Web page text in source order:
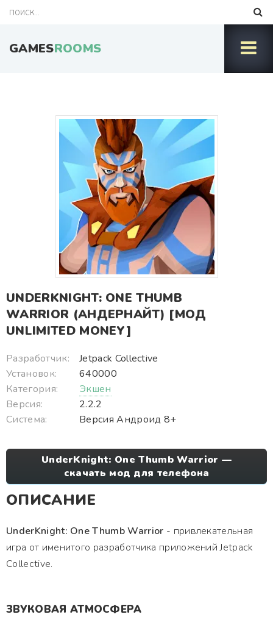
GAMESROOMS
UNDERKNIGHT: ONE THUMB
WARRIOR (АНДЕРНАЙТ) [МОД
UNLIMITED MONEY]
Разработчик:
Jetpack Collective
Установок:
640000
Категория:
Экшен
Версия:
2.2.2
Система:
Версия Андроид 8+
UnderKnight: One Thumb Warrior —
скачать мод для телефона
ОПИСАНИЕ
UnderKnight: One Thumb Warrior - привлекательная
игра от именитого разработчика приложений Jetpack
Collective.
ЗВУКОВАЯ АТМОСФЕРА